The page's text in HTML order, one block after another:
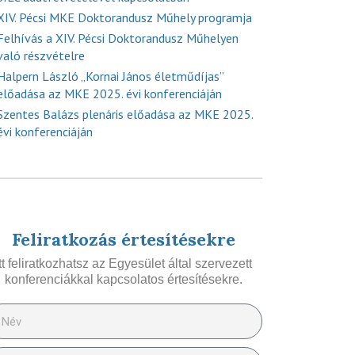
Pécsi MKE Doktorandusz Műhely programja
a XIV. Pécsi Doktorandusz Műhelyen
részvételre
László „Kornai János életműdíjas”
az MKE 2025. évi konferenciáján
Balázs plenáris előadása az MKE 2025.
konferenciáján
Feliratkozás értesítésekre
feliratkozhatsz az Egyesület által szervezett
konferenciákkal kapcsolatos értesítésekre.